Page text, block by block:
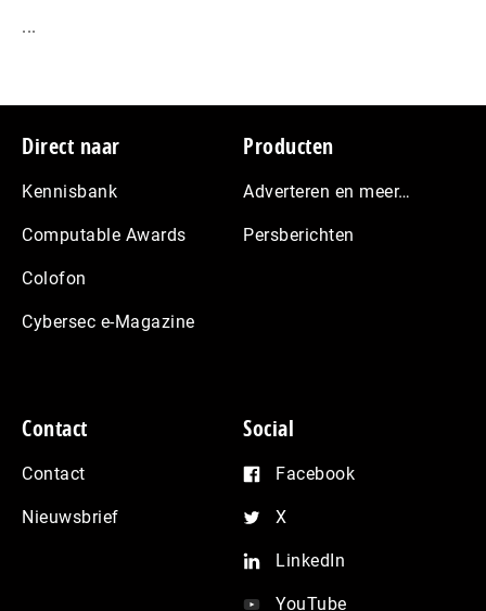
...
Footer
Direct naar
Kennisbank
Computable Awards
Colofon
Cybersec e-Magazine
Producten
Adverteren en meer…
Persberichten
Contact
Contact
Nieuwsbrief
Social
Facebook
X
LinkedIn
YouTube